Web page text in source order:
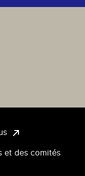
et des comités